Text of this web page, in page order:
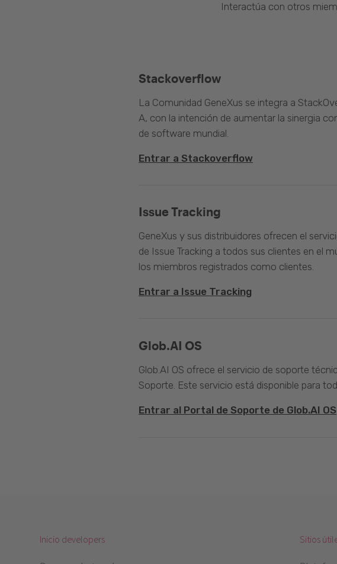
Interactúa con otros
Stackoverflow
La Comunidad GeneXus se integra a
A, con la intención de aumentar la sinergia
de software mundial.
Entrar a Stackoverflow
Issue Tracking
GeneXus y sus distribuidores ofrecen el
de Issue Tracking a todos sus clientes en el
los miembros registrados como clientes.
Entrar a Issue Tracking
Glob.AI OS
Glob.AI OS ofrece el servicio de soporte
Soporte. Este servicio está disponible para
Entrar al Portal de Soporte de Glob.AI OS
Inicio developers Sitios